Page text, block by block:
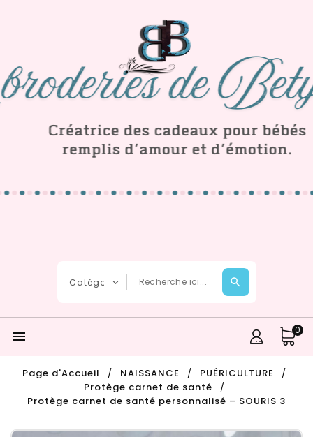
 0
Page d'Accueil NAISSANCE
PUÉRICULTURE
Protège carnet de santé
Protège carnet de santé personnalisé – SOURIS 3